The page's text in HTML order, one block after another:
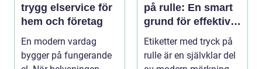
trygg elservice för
hem och företag
En modern vardag
bygger på fungerande
på rulle: En smart
grund för effektiv
märkning
Etiketter med tryck på
rulle är en självklar del